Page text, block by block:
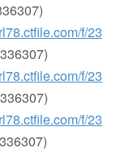
f/23
f/23
f/23